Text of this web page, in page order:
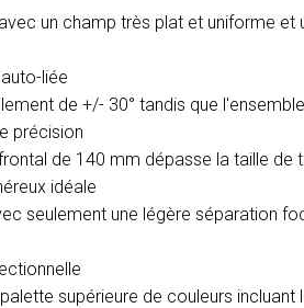
un champ très plat et uniforme et
liée
de +/- 30° tandis que
précision
de 140 mm dépasse la taille de
idéale
seulement une légère séparation
supérieure de couleurs incluant